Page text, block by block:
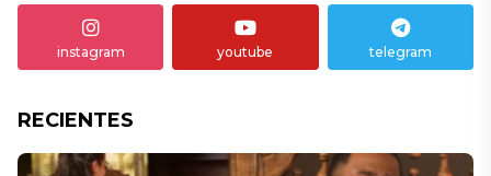
instagram youtube telegram
RECIENTES